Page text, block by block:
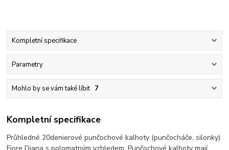
Kompletní specifikace
Parametry
Mohlo by se vám také líbit 7
Kompletní specifikace
Průhledné 20denierové punčochové kalhoty (punčocháče, silonky)